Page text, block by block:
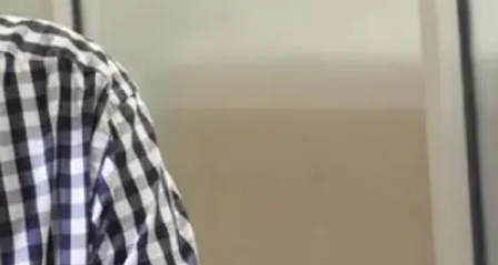
Perspectives
de
carrière
Soins à domicile,
dans les
hôpitaux ou